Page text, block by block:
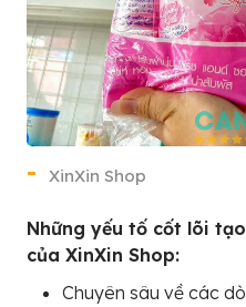
XinXin Shop
Những yếu tố cốt lõi
của XinXin Shop:
Chuyên sâu về các